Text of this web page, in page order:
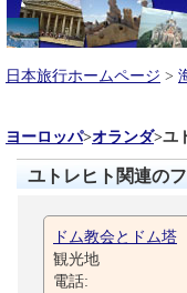
日本旅行ホームページ >
ヨーロッパ>オランダ>ユ
ユトレヒト関連の
ドム教会とドム塔
観光地
電話: